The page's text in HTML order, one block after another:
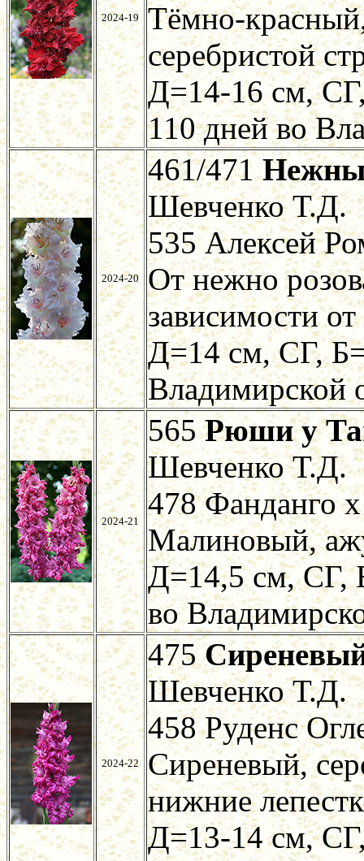
2024-19
Тёмно-
серебристой
Д=14-16 см,
110 дней во
2024-20
461/471
Шевченко Т.Д.
535 Алексей
От нежно
зависимости
Д=14 см, СГ,
Владимирской
2024-21
565Рюши у
Шевченко Т.Д.
478 Фанданго
Малиновый,
Д=14,5 см, СГ,
во
2024-22
475
Шевченко Т.Д.
458 Руденс
Сиреневый,
нижние
Д=13-14 см,